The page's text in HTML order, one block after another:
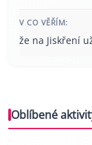
V CO VĚŘÍM:
že na Jiskření
Oblíbené